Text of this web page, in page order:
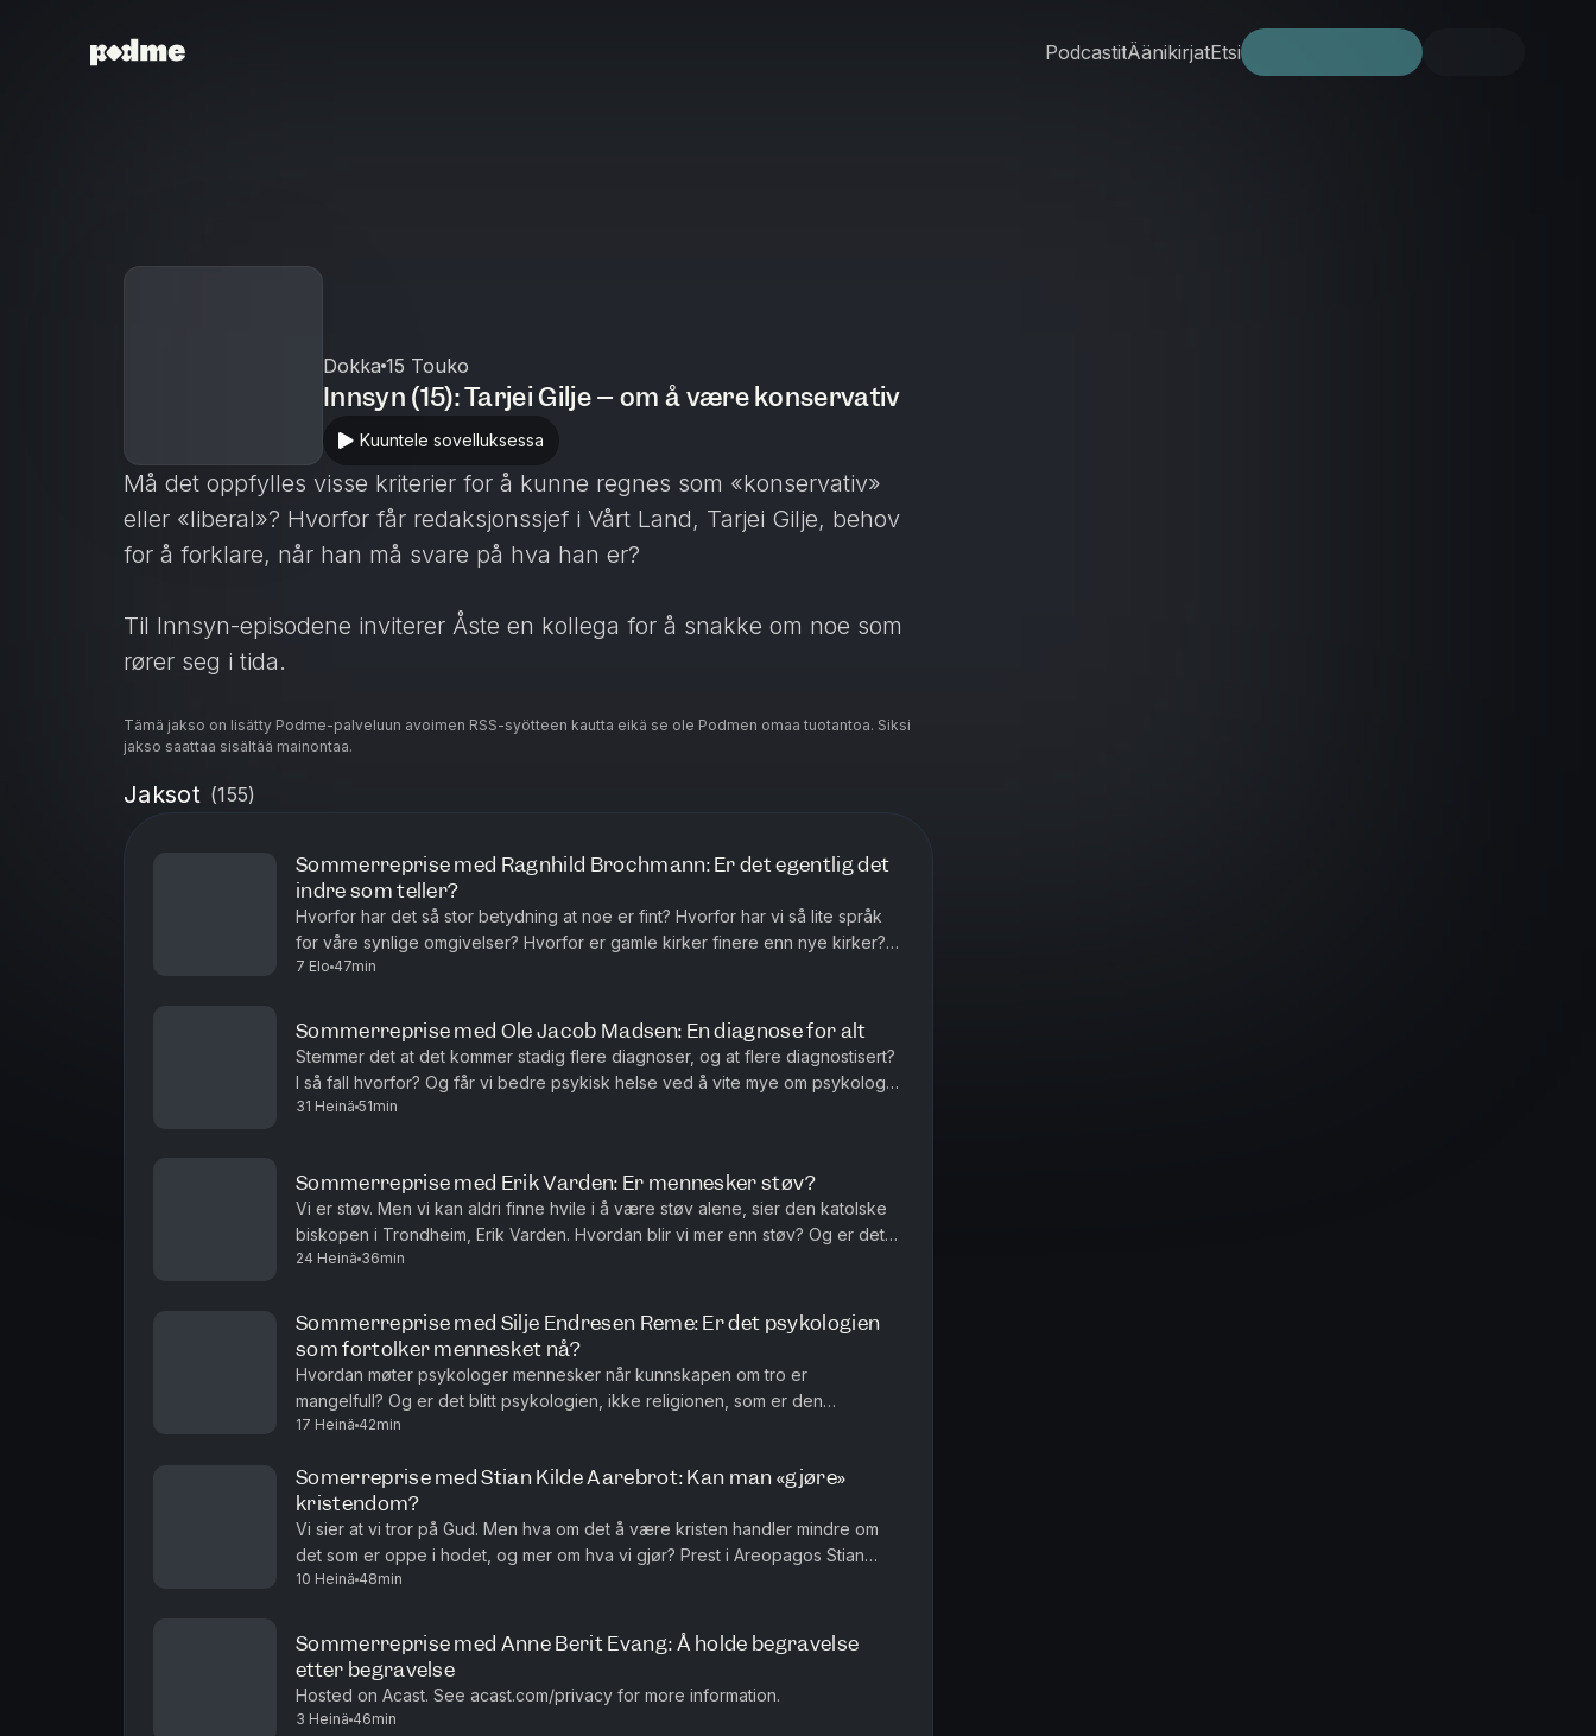
PodcastitÄänikirjatEtsi
Dokka 15 Touko
Innsyn (15): Tarjei Gilje – om å være konservativ
Kuuntele sovelluksessa
Må det oppfylles visse kriterier for å kunne regnes som «konservativ»
eller «liberal»? Hvorfor får redaksjonssjef i Vårt Land, Tarjei Gilje, behov
for å forklare, når han må svare på hva han er?
Til Innsyn-episodene inviterer Åste en kollega for å snakke om noe som
rører seg i tida.
Programleder: Åste Dokka
Redaktør: Elise Kruse
Musikk: Bård Kristian Kylland
Hosted on Acast. Seeacast.com/privacy for more information.
Tämä jakso on lisätty Podme-palveluun avoimen RSS-syötteen kautta eikä se ole Podmen omaa tuotantoa. Siksi
jakso saattaa sisältää mainontaa.
Jaksot (155)
Sommerreprise med Ragnhild Brochmann: Er det egentlig det
indre som teller?
Hvorfor har det så stor betydning at noe er fint? Hvorfor har vi så lite språk
for våre synlige omgivelser? Hvorfor er gamle kirker finere enn nye kirker?
Kunst- og motekulturhistoriker Ragnhild Broch...
7 Elo 47min
Sommerreprise med Ole Jacob Madsen: En diagnose for alt
Stemmer det at det kommer stadig flere diagnoser, og at flere diagnostisert?
I så fall hvorfor? Og får vi bedre psykisk helse ved å vite mye om psykologi?
Ole Jacob Madsen er professor ved Psykologisk...
31 Heinä 51min
Sommerreprise med Erik Varden: Er mennesker støv?
Vi er støv. Men vi kan aldri finne hvile i å være støv alene, sier den katolske
biskopen i Trondheim, Erik Varden. Hvordan blir vi mer enn støv? Og er det
egentlig så ille å være støv? En episode om y...
24 Heinä 36min
Sommerreprise med Silje Endresen Reme: Er det psykologien
som fortolker mennesket nå?
Hvordan møter psykologer mennesker når kunnskapen om tro er
mangelfull? Og er det blitt psykologien, ikke religionen, som er den
dominerende fortolkningen av hva det vil si å være menneske? Hva har i ...
17 Heinä 42min
Somerreprise med Stian Kilde Aarebrot: Kan man «gjøre»
kristendom?
Vi sier at vi tror på Gud. Men hva om det å være kristen handler mindre om
det som er oppe i hodet, og mer om hva vi gjør? Prest i Areopagos Stian
Kilde Aarebrot er gjest. Episoden ble først sendt i s...
10 Heinä 48min
Sommerreprise med Anne Berit Evang: Å holde begravelse
etter begravelse
Hosted on Acast. See acast.com/privacy for more information.
3 Heinä 46min